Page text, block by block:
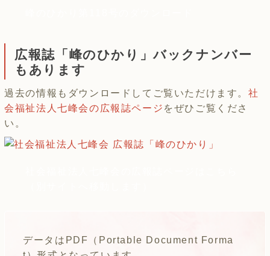
広報誌「峰のひかり」バックナンバー
もあります
過去の情報もダウンロードしてご覧いただけます。 社
会福祉法人七峰会の広報誌ページ をぜひご覧くださ
い。
データはPDF（Portable Document Forma